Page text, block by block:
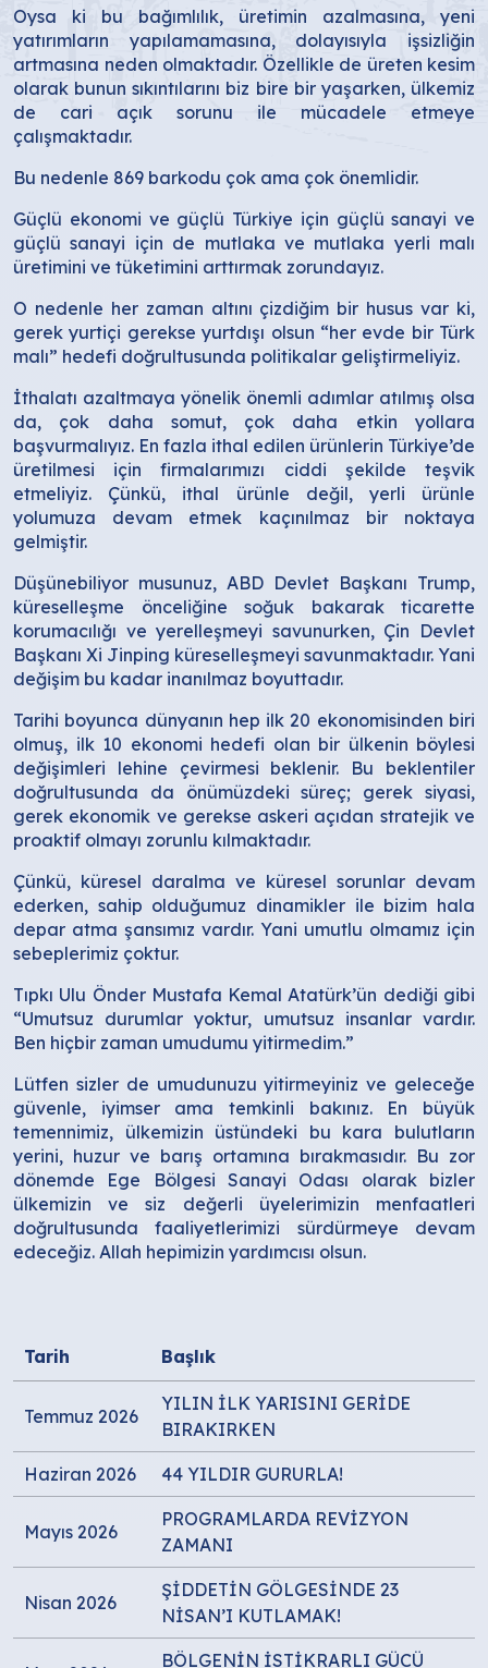
Oysa ki bu bağımlılık, üretimin azalmasına, yeni
yatırımların yapılamamasına, dolayısıyla işsizliğin
artmasına neden olmaktadır. Özellikle de üreten kesim
olarak bunun sıkıntılarını biz bire bir yaşarken, ülkemiz
de cari açık sorunu ile mücadele etmeye
çalışmaktadır.
Bu nedenle 869 barkodu çok ama çok önemlidir.
Güçlü ekonomi ve güçlü Türkiye için güçlü sanayi ve
güçlü sanayi için de mutlaka ve mutlaka yerli malı
üretimini ve tüketimini arttırmak zorundayız.
O nedenle her zaman altını çizdiğim bir husus var ki,
gerek yurtiçi gerekse yurtdışı olsun “her evde bir Türk
malı” hedefi doğrultusunda politikalar geliştirmeliyiz.
İthalatı azaltmaya yönelik önemli adımlar atılmış olsa
da, çok daha somut, çok daha etkin yollara
başvurmalıyız. En fazla ithal edilen ürünlerin Türkiye’de
üretilmesi için firmalarımızı ciddi şekilde teşvik
etmeliyiz. Çünkü, ithal ürünle değil, yerli ürünle
yolumuza devam etmek kaçınılmaz bir noktaya
gelmiştir.
Düşünebiliyor musunuz, ABD Devlet Başkanı Trump,
küreselleşme önceliğine soğuk bakarak ticarette
korumacılığı ve yerelleşmeyi savunurken, Çin Devlet
Başkanı Xi Jinping küreselleşmeyi savunmaktadır. Yani
değişim bu kadar inanılmaz boyuttadır.
Tarihi boyunca dünyanın hep ilk 20 ekonomisinden biri
olmuş, ilk 10 ekonomi hedefi olan bir ülkenin böylesi
değişimleri lehine çevirmesi beklenir. Bu beklentiler
doğrultusunda da önümüzdeki süreç; gerek siyasi,
gerek ekonomik ve gerekse askeri açıdan stratejik ve
proaktif olmayı zorunlu kılmaktadır.
Çünkü, küresel daralma ve küresel sorunlar devam
ederken, sahip olduğumuz dinamikler ile bizim hala
depar atma şansımız vardır. Yani umutlu olmamız için
sebeplerimiz çoktur.
Tıpkı Ulu Önder Mustafa Kemal Atatürk’ün dediği gibi
“Umutsuz durumlar yoktur, umutsuz insanlar vardır.
Ben hiçbir zaman umudumu yitirmedim.”
Lütfen sizler de umudunuzu yitirmeyiniz ve geleceğe
güvenle, iyimser ama temkinli bakınız. En büyük
temennimiz, ülkemizin üstündeki bu kara bulutların
yerini, huzur ve barış ortamına bırakmasıdır. Bu zor
dönemde Ege Bölgesi Sanayi Odası olarak bizler
ülkemizin ve siz değerli üyelerimizin menfaatleri
doğrultusunda faaliyetlerimizi sürdürmeye devam
edeceğiz. Allah hepimizin yardımcısı olsun.
Tarih Başlık
Temmuz 2026
YILIN İLK YARISINI GERİDE
BIRAKIRKEN
Haziran 2026 44 YILDIR GURURLA!
Mayıs 2026
PROGRAMLARDA REVİZYON
ZAMANI
Nisan 2026
ŞİDDETİN GÖLGESİNDE 23
NİSAN’I KUTLAMAK!
BÖLGENİN İSTİKRARLI GÜCÜ